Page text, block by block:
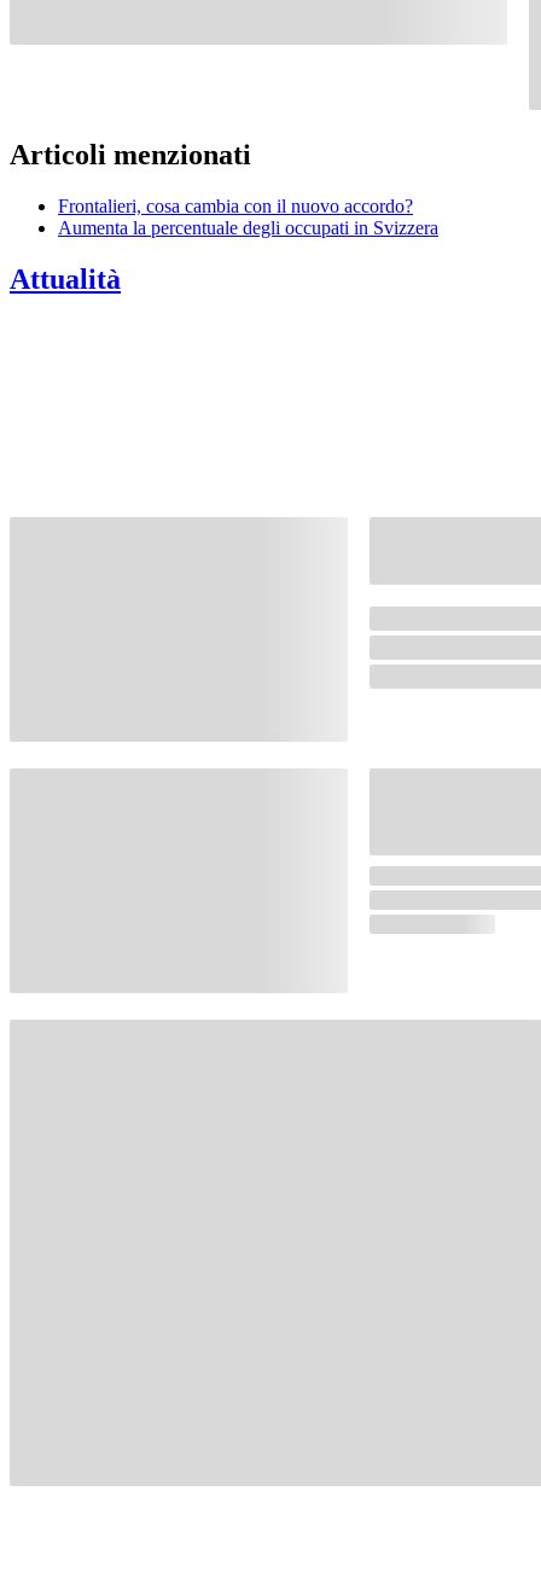
Articoli menzionati
Frontalieri, cosa cambia con il nuovo accordo?
Aumenta la percentuale degli occupati in Svizzera
Attualità